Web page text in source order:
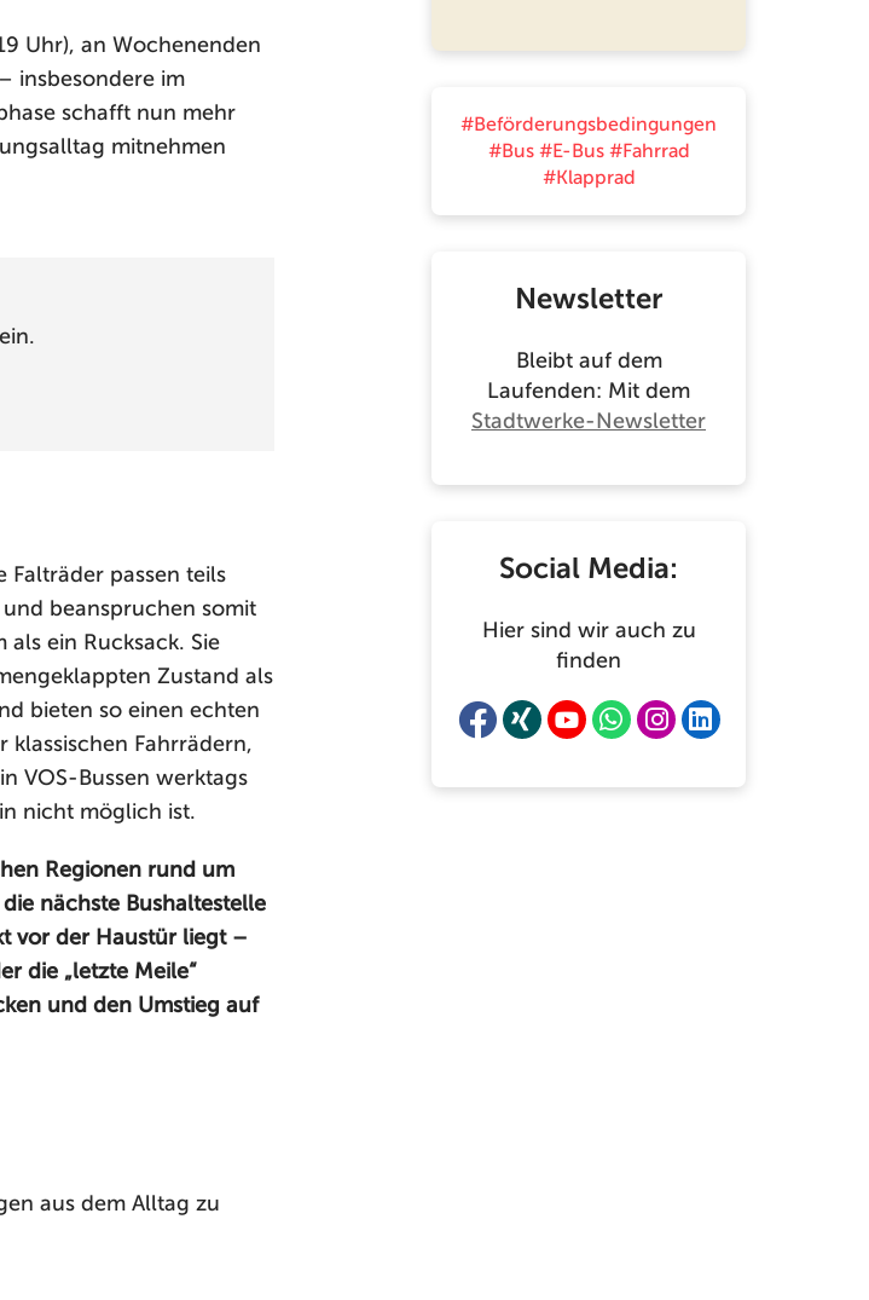
Uhr), an Wochenenden
insbesondere im
schafft nun mehr
mitnehmen
Falträder passen teils
beanspruchen somit
als ein Rucksack. Sie
Zustand als
bieten so einen echten
klassischen Fahrrädern,
VOS-Bussen werktags
nicht möglich ist.
Regionen rund um
nächste Bushaltestelle
vor der Haustür liegt –
die „letzte Meile“
und den Umstieg auf
aus dem Alltag zu
#Beförderungsbedingungen
#Bus #E-Bus #Fahrrad
#Klapprad
Newsletter
Bleibt auf dem
Laufenden: Mit dem
Stadtwerke-Newsletter
Social Media:
Hier sind wir auch zu
finden